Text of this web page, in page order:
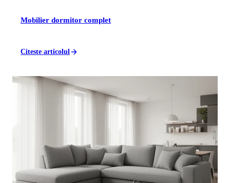
Mobilier dormitor complet
Citeste articolul